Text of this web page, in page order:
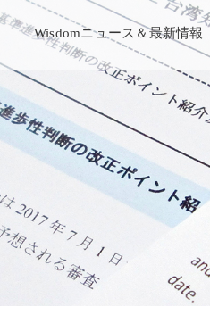
Wisdomニュース＆最新情報